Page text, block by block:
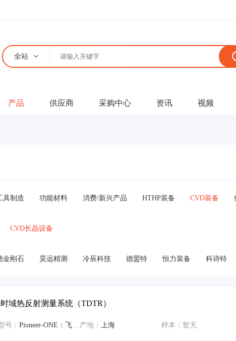
全站
产品 供应商 采购中心 资讯 视频
具制造 功能材料 消费/新兴产品 HTHP装备 CVD装备
CVD长晶设备
金刚石 昊远精测 冷辰科技 德盟特 恒力装备 科诗特
域热反射测量系统（TDTR）
号： Pioneer-ONE：飞秒激光时域热反射测量系统（TDTR） 产地： 上海 样本：暂无